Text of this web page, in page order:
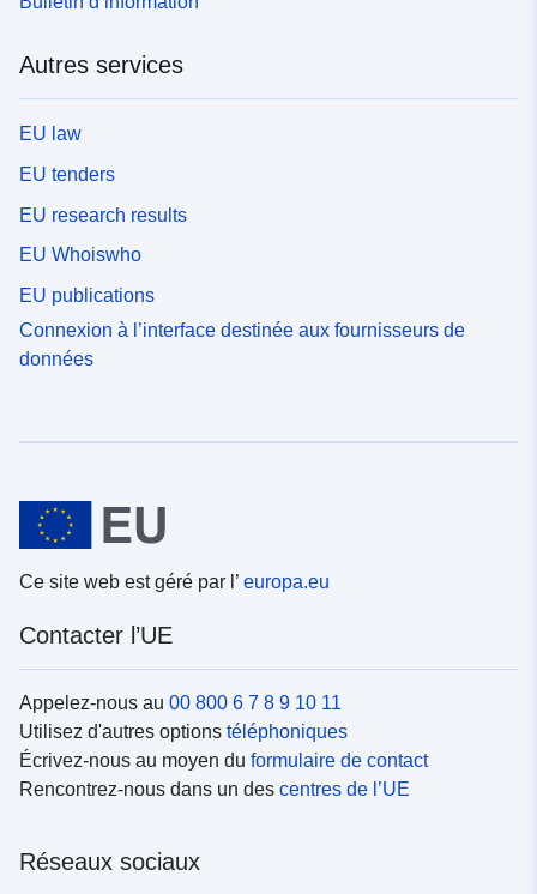
Autres services
EU law
EU tenders
EU research results
EU Whoiswho
EU publications
Connexion à l’interface destinée aux fournisseurs de
données
Ce site web est géré par l’ europa.eu
Contacter l’UE
Appelez-nous au 00 800 6 7 8 9 10 11
Utilisez d'autres options téléphoniques
Écrivez-nous au moyen du formulaire de contact
Rencontrez-nous dans un des centres de l’UE
Réseaux sociaux